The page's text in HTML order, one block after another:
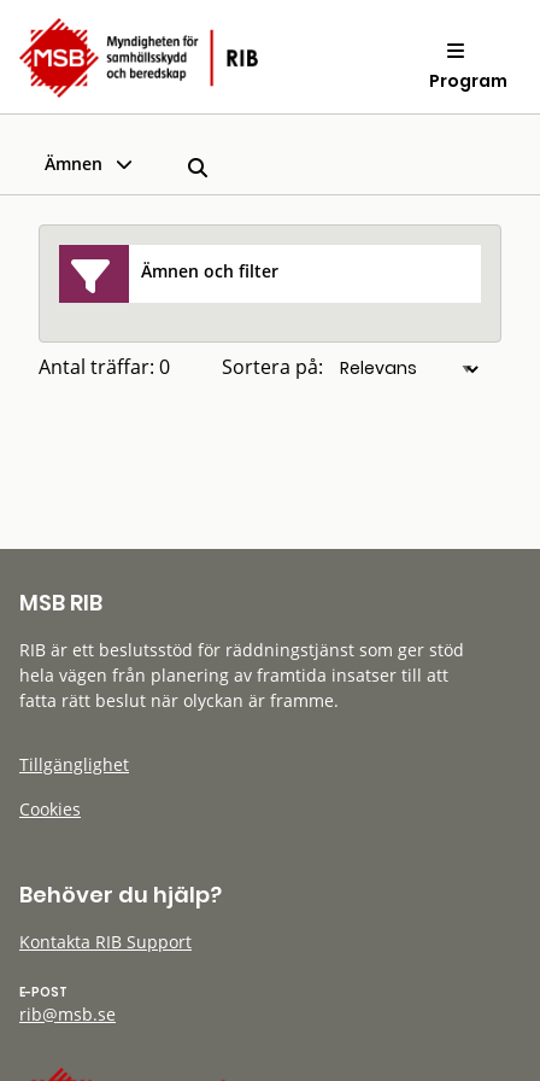
Program
Ämnen
Ämnen och filter
Antal träffar: 0 Sortera på:
MSB RIB
RIB är ett beslutsstöd för räddningstjänst som ger stöd
hela vägen från planering av framtida insatser till att
fatta rätt beslut när olyckan är framme.
Tillgänglighet
Cookies
Behöver du hjälp?
Kontakta RIB Support
E-POST
rib@msb.se